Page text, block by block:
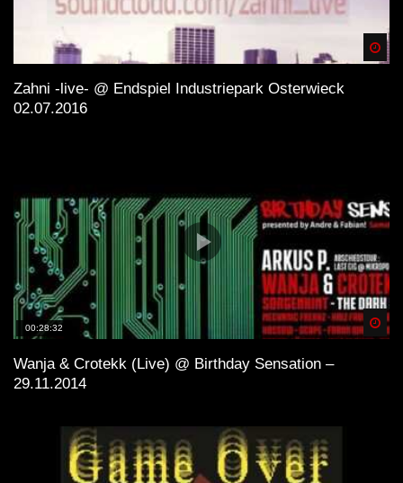
Zahni -live- @ Endspiel Industriepark Osterwieck
02.07.2016
00:28:32
Wanja & Crotekk (Live) @ Birthday Sensation –
29.11.2014